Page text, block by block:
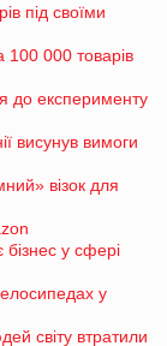
під своїми
000 товарів
до експерименту
висунув вимоги
візок для
у сфері
у
світу втратили